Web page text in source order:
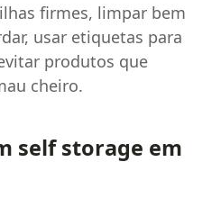
firmes, limpar bem
usar etiquetas para
produtos que
cheiro.
self storage em